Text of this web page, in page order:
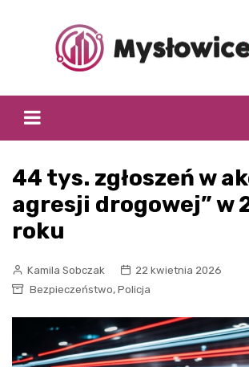
44 tys. zgłoszeń w
agresji drogowej” w
roku
Kamila Sobczak
22 kwietnia 2026
Bezpieczeństwo, Policja